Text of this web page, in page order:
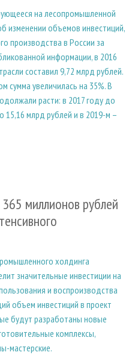
на лесопромышленной
изменении объемов инвестиций,
производства в России за
информации, в 2016
составил 9,72 млрд рублей.
сумма увеличилась на 35%. В
расти: в 2017 году до
15,16 млрд рублей и в 2019-м –
миллионов рублей
холдинга
значительные инвестиции на
и воспроизводства
объем инвестиций в проект
будут разработаны новые
комплексы,
мастерские.